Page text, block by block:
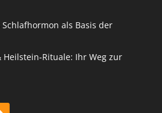
als Basis der
Heilstein-Rituale: Ihr Weg zur